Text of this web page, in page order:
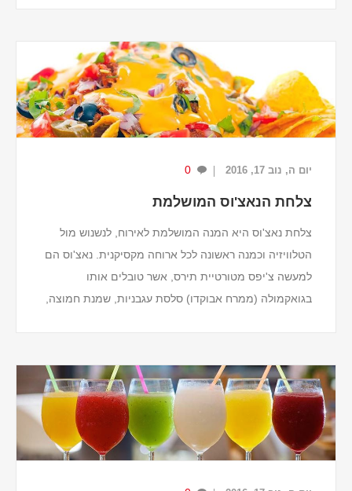
½ כפית אבקת שו...
יום ה, נוב 17, 2016 0
צלחת הנאצ'וס המושלמת
צלחת נאצ'וס היא המנה המושלמת לאירוח, לנשנוש מול
הטלוויזיה וכמנה ראשונה לכל ארוחה מקסיקנית. נאצ'וס הם
למעשה צ'יפס מטורטיית תירס, אשר טובלים אותו
בגואקמולה (ממרח אבוקדו) סלסת עגבניות, שמנת חמוצה,
מרכיבים ...